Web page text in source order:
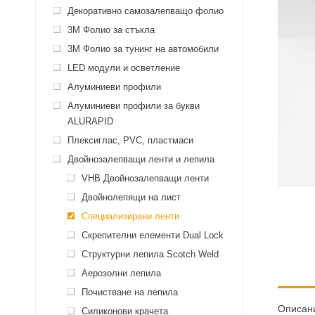
Декоративно самозалепващо фолио
3M Фолио за стъкла
3M Фолио за тунинг на автомобили
LED модули и осветление
Алуминиеви профили
Алуминиеви профили за букви
ALURAPID
Плексиглас, PVC, пластмаси
Двойнозалепващи ленти и лепила
VHB Двойнозалепващи ленти
Двойнолепящи на лист
Специализирани ленти
Скрепителни елементи Dual Lock
Структурни лепила Scotch Weld
Аерозолни лепила
Почистване на лепила
Силиконови крачета